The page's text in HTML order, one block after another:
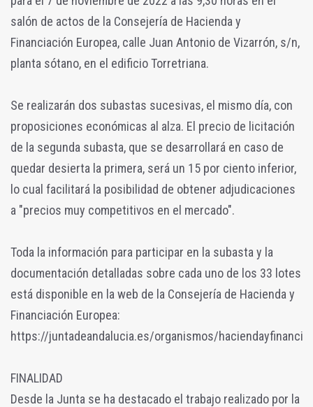
salón de actos de la Consejería de Hacienda y
Financiación Europea, calle Juan Antonio de Vizarrón, s/n,
planta sótano, en el edificio Torretriana.
Se realizarán dos subastas sucesivas, el mismo día, con
proposiciones económicas al alza. El precio de licitación
de la segunda subasta, que se desarrollará en caso de
quedar desierta la primera, será un 15 por ciento inferior,
lo cual facilitará la posibilidad de obtener adjudicaciones
a "precios muy competitivos en el mercado".
Toda la información para participar en la subasta y la
documentación detalladas sobre cada uno de los 33 lotes
está disponible en la web de la Consejería de Hacienda y
Financiación Europea:
https://juntadeandalucia.es/organismos/
FINALIDAD
Desde la Junta se ha destacado el trabajo realizado por la